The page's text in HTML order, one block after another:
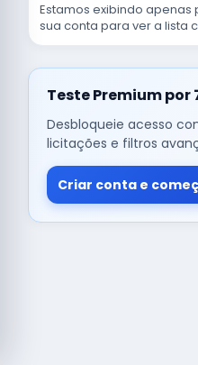
Estamos exibindo apenas
sua conta para ver a lista
Teste Premium por
Desbloqueie acesso
licitações e filtros
Criar conta e